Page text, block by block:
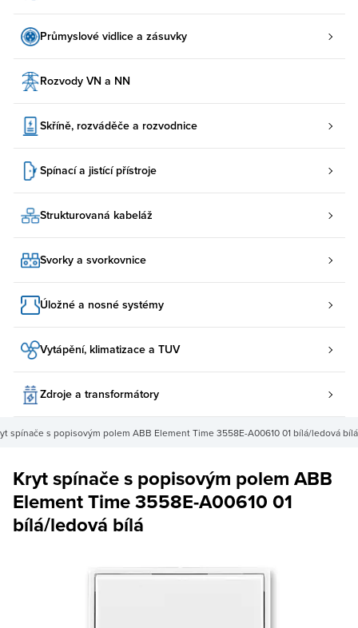
Průmyslové vidlice a zásuvky
Rozvody VN a NN
Skříně, rozváděče a rozvodnice
Spínací a jistící přístroje
Strukturovaná kabeláž
Svorky a svorkovnice
Úložné a nosné systémy
Vytápění, klimatizace a TUV
Zdroje a transformátory
spínače s popisovým polem ABB Element Time 3558E-A00610 01 bílá/ledová bílá
Kryt spínače s popisovým polem ABB
Element Time 3558E-A00610 01
bílá/ledová bílá